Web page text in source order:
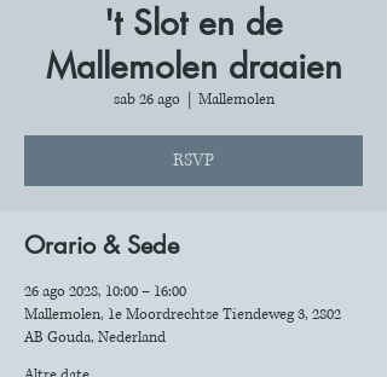
't Slot en de
Mallemolen draaien
sab 26 ago Mallemolen
RSVP
Orario & Sede
26 ago 2028, 10:00 – 16:00
Mallemolen, 1e Moordrechtse Tiendeweg 3, 2802
AB Gouda, Nederland